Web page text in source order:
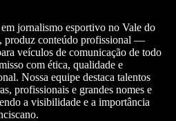
jornalismo esportivo no Vale do
produz conteúdo profissional —
veículos de comunicação de todo
com ética, qualidade e
Nossa equipe destaca talentos
profissionais e grandes nomes e
a visibilidade e a importância